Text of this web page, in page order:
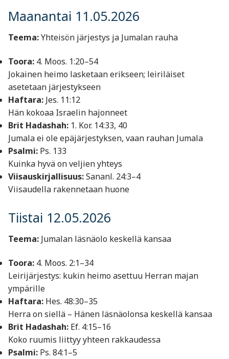
Maanantai 11.05.2026
Teema:Yhteisön järjestys ja Jumalan rauha
Toora: 4. Moos. 1:20–54
Jokainen heimo lasketaan erikseen; leiriläiset
asetetaan järjestykseen
Haftara: Jes. 11:12
Hän kokoaa Israelin hajonneet
Brit Hadashah: 1. Kor. 14:33, 40
Jumala ei ole epäjärjestyksen, vaan rauhan Jumala
Psalmi: Ps. 133
Kuinka hyvä on veljien yhteys
Viisauskirjallisuus:Sananl. 24:3–4
Viisaudella rakennetaan huone
Tiistai 12.05.2026
Teema: Jumalan läsnäolo keskellä kansaa
Toora: 4. Moos. 2:1–34
Leirijärjestys: kukin heimo asettuu Herran majan
ympärille
Haftara: Hes. 48:30–35
Herra on siellä – Hänen läsnäolonsa keskellä kansaa
Brit Hadashah: Ef. 4:15–16
Koko ruumis liittyy yhteen rakkaudessa
Psalmi: Ps. 84:1–5